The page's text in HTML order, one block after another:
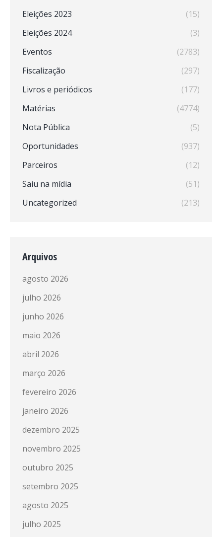
Eleições 2023
(15)
Eleições 2024
(3)
Eventos
(2783)
Fiscalização
(297)
Livros e periódicos
(177)
Matérias
(4774)
Nota Pública
(5)
Oportunidades
(937)
Parceiros
(12)
Saiu na mídia
(51)
Uncategorized
(213)
Arquivos
agosto 2026
julho 2026
junho 2026
maio 2026
abril 2026
março 2026
fevereiro 2026
janeiro 2026
dezembro 2025
novembro 2025
outubro 2025
setembro 2025
agosto 2025
julho 2025